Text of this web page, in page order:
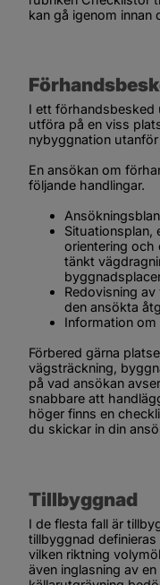
kan gå igenom innan
I ett
utföra på en viss
nybyggnation
En ansökan om
följande handlingar.
Situationsplan,
orientering och
tänkt
Redovisning
den ansökta
Information om
Förbered gärna
vägsträckning,
på vad ansökan
snabbare att
höger finns en
du skickar in din
Tillbyggnad
I de flesta fall är
tillbyggnad
vilken riktning
även inglasning av